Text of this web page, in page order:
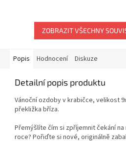
ZOBRAZIT VŠECHNY
Popis Hodnocení Diskuze
Detailní popis produktu
Vánoční ozdoby v krabičce, velikost
překližka bříza.
Přemýšlíte čím si zpříjemnit čekání
roce? Pořiďte si nové, originálně